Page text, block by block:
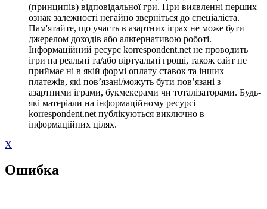
(принципів) відповідальної гри. При виявленні перших
ознак залежності негайно зверніться до спеціаліста.
Пам'ятайте, що участь в азартних іграх не може бути
джерелом доходів або альтернативою роботі.
Інформаційний ресурс korrespondent.net не проводить
ігри на реальні та/або віртуальні гроші, також сайт не
приймає ні в якій формі оплату ставок та інших
платежів, які пов’язані/можуть бути пов’язані з
азартними іграми, букмекерами чи тоталізаторами. Будь-
які матеріали на інформаційному ресурсі
korrespondent.net публікуються виключно в
інформаційних цілях.
X
Ошибка